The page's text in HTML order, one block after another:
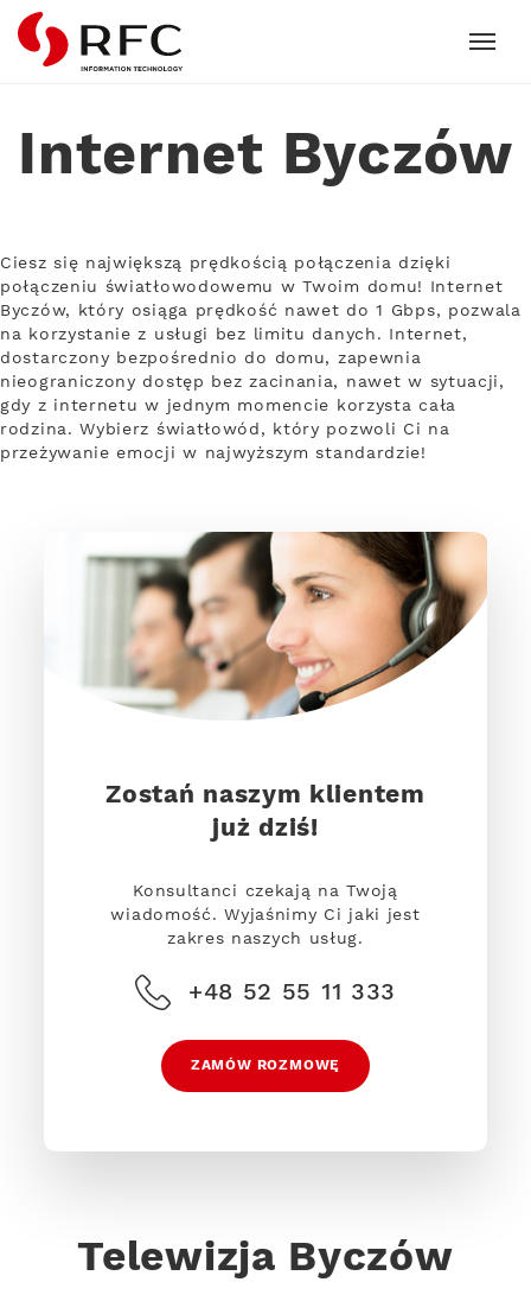
RFC
Internet Byczów
Ciesz się największą prędkością połączenia dzięki
połączeniu światłowodowemu w Twoim domu! Internet
Byczów, który osiąga prędkość nawet do 1 Gbps, pozwala
na korzystanie z usługi bez limitu danych. Internet,
dostarczony bezpośrednio do domu, zapewnia
nieograniczony dostęp bez zacinania, nawet w sytuacji,
gdy z internetu w jednym momencie korzysta cała
rodzina. Wybierz światłowód, który pozwoli Ci na
przeżywanie emocji w najwyższym standardzie!
Zostań naszym klientem
już dziś!
Konsultanci czekają na Twoją
wiadomość. Wyjaśnimy Ci jaki jest
zakres naszych usług.
+48 52 55 11 333
ZAMÓW ROZMOWĘ
Telewizja Byczów